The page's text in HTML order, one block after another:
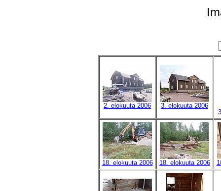
2. elokuuta 2006
3. elokuuta 2006
18. elokuuta 2006 18. elokuuta 2006